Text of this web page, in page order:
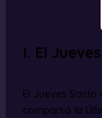
I. El
El Jueves
compartió la